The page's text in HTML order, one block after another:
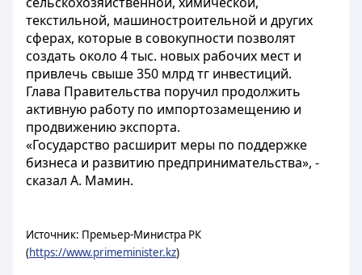
текстильной, машиностроительной и других
сферах, которые в совокупности позволят
создать около 4 тыс. новых рабочих мест и
привлечь свыше 350 млрд тг инвестиций.
Глава Правительства поручил продолжить
активную работу по импортозамещению и
продвижению экспорта.
«Государство расширит меры по поддержке
бизнеса и развитию предпринимательства», -
сказал А. Мамин.
Источник: Премьер-Министра РК
(https://www.primeminister.kz)